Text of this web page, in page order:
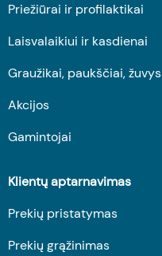
Priežiūrai ir profilaktikai
Laisvalaikiui ir kasdienai
Graužikai, paukščiai, žuvys
Akcijos
Gamintojai
Klientų aptarnavimas
Prekių pristatymas
Prekių grąžinimas